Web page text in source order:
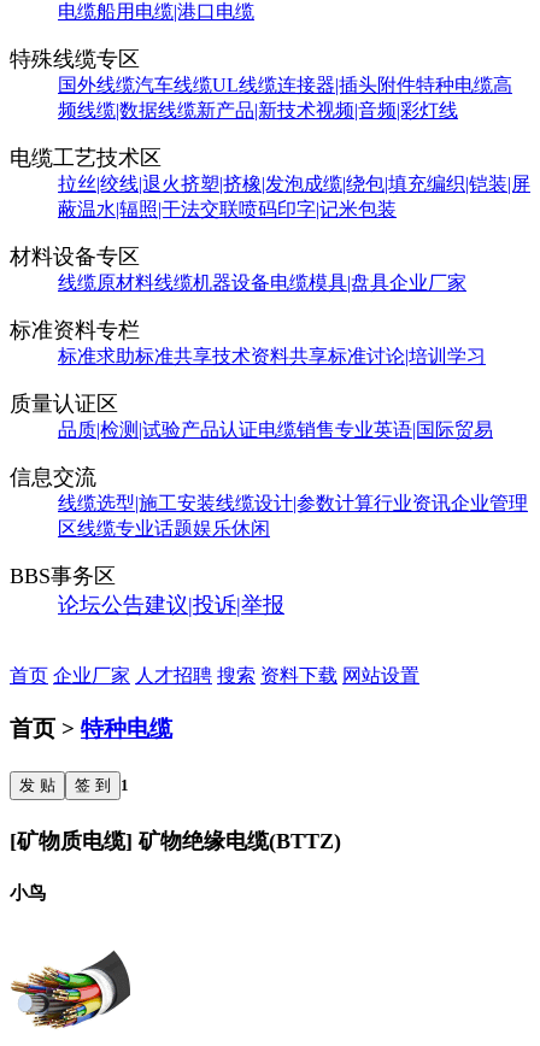
电缆船用电缆|港口电缆
特殊线缆专区
国外线缆汽车线缆UL线缆连接器|插头附件特种电缆高
频线缆|数据线缆新产品|新技术视频|音频|彩灯线
电缆工艺技术区
拉丝|绞线|退火挤塑|挤橡|发泡成缆|绕包|填充编织|铠装|屏
蔽温水|辐照|干法交联喷码印字|记米包装
材料设备专区
线缆原材料线缆机器设备电缆模具|盘具企业厂家
标准资料专栏
标准求助标准共享技术资料共享标准讨论|培训学习
质量认证区
品质|检测|试验产品认证电缆销售专业英语|国际贸易
信息交流
线缆选型|施工安装线缆设计|参数计算行业资讯企业管理
区线缆专业话题娱乐休闲
BBS事务区
论坛公告建议|投诉|举报
首页 企业厂家 人才招聘 搜索 资料下载 网站设置
首页 > 特种电缆
发 贴 签 到 1
[矿物质电缆] 矿物绝缘电缆(BTTZ)
小鸟